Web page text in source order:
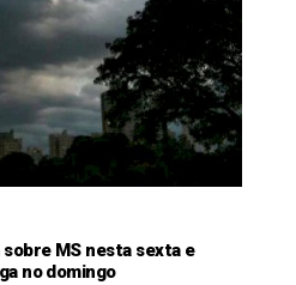
MS nesta sexta e
no domingo